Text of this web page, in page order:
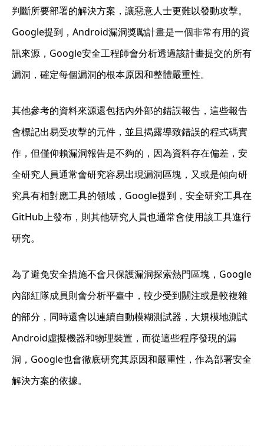
判斷所要部署的解決方案，讓惡意人士更難以發動攻擊。
Google提到，Android漏洞獎勵計畫是一個非常有用的資
訊來源，Google安全工程師會分析透過該計畫提交的所有
漏洞，確定每個漏洞的根本原因和整體嚴重性。
其他參考的資料來源還包括內外部的錯誤報告，這些報告
會標記出易受攻擊的元件，並且揭露導致錯誤的程式碼實
作，但僅仰賴漏洞報告是不夠的，因為資料存在偏差，安
全研究人員通常會研究容易出現漏洞區塊，又或是傾向研
究具有相對應工具的領域，Google提到，安全研究工具在
GitHub上發布，則其他研究人員也通常會使用該工具進行
研究。
為了避免安全措施不會只保護漏洞探索熱門區塊，Google
內部紅隊成員則會分析平臺中，較少受到關注或是較複雜
的部分，同時還會以連續自動模糊測試器，大規模地測試
Android虛擬機器和物理裝置，而從這些程序發現的漏
洞，Google也會徹底研究其原因和嚴重性，作為部署安全
解決方案的依據。